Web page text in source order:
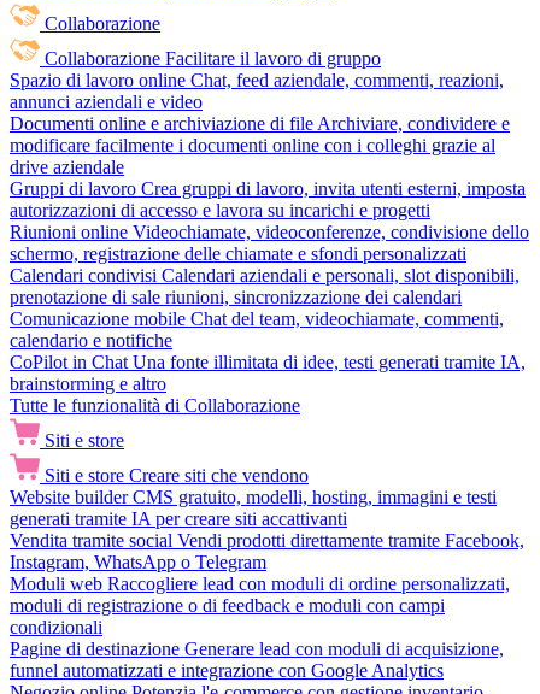
Collaborazione
Collaborazione Facilitare il lavoro di gruppo
Spazio di lavoro online Chat, feed aziendale, commenti, reazioni,
annunci aziendali e video
Documenti online e archiviazione di file Archiviare, condividere e
modificare facilmente i documenti online con i colleghi grazie al
drive aziendale
Gruppi di lavoro Crea gruppi di lavoro, invita utenti esterni, imposta
autorizzazioni di accesso e lavora su incarichi e progetti
Riunioni online Videochiamate, videoconferenze, condivisione dello
schermo, registrazione delle chiamate e sfondi personalizzati
Calendari condivisi Calendari aziendali e personali, slot disponibili,
prenotazione di sale riunioni, sincronizzazione dei calendari
Comunicazione mobile Chat del team, videochiamate, commenti,
calendario e notifiche
CoPilot in Chat Una fonte illimitata di idee, testi generati tramite IA,
brainstorming e altro
Tutte le funzionalità di Collaborazione
Siti e store
Siti e store Creare siti che vendono
Website builder CMS gratuito, modelli, hosting, immagini e testi
generati tramite IA per creare siti accattivanti
Vendita tramite social Vendi prodotti direttamente tramite Facebook,
Instagram, WhatsApp o Telegram
Moduli web Raccogliere lead con moduli di ordine personalizzati,
moduli di registrazione o di feedback e moduli con campi
condizionali
Pagine di destinazione Generare lead con moduli di acquisizione,
funnel automatizzati e integrazione con Google Analytics